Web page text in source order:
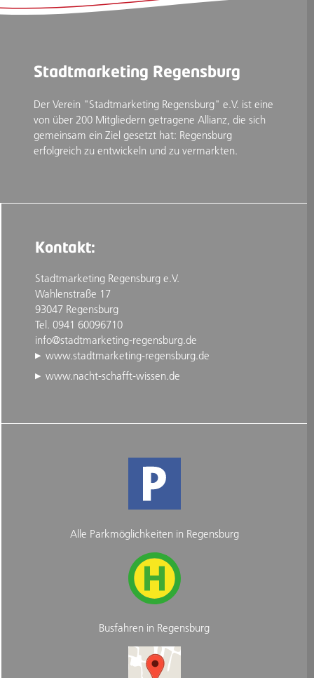
Stadtmarketing Regensburg
Der Verein "Stadtmarketing Regensburg" e.V. ist eine
von über 200 Mitgliedern getragene Allianz, die sich
gemeinsam ein Ziel gesetzt hat: Regensburg
erfolgreich zu entwickeln und zu vermarkten.
Kontakt:
Stadtmarketing Regensburg e.V.
Wahlenstraße 17
93047 Regensburg
Tel. 0941 60096710
info@stadtmarketing-regensburg.de
www.stadtmarketing-regensburg.de
www.nacht-schafft-wissen.de
Alle Parkmöglichkeiten in Regensburg
Busfahren in Regensburg